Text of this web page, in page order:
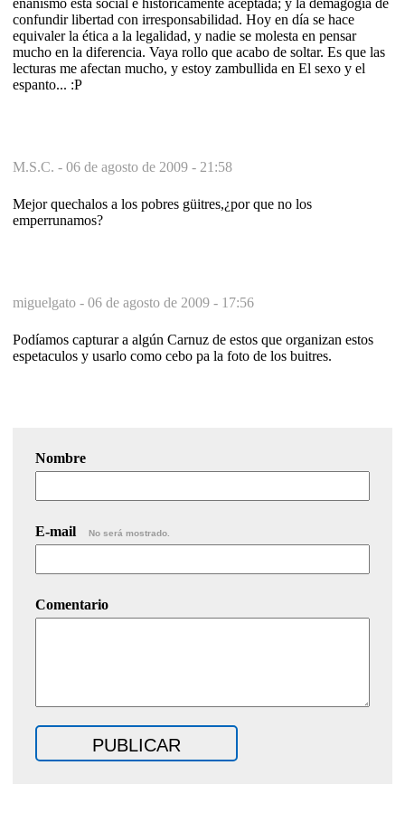
confundir libertad con irresponsabilidad. Hoy en día se hace
equivaler la ética a la legalidad, y nadie se molesta en pensar
mucho en la diferencia. Vaya rollo que acabo de soltar. Es que las
lecturas me afectan mucho, y estoy zambullida en El sexo y el
espanto... :P
M.S.C. - 06 de agosto de 2009 - 21:58
Mejor quechalos a los pobres güitres,¿por que no los
emperrunamos?
miguelgato - 06 de agosto de 2009 - 17:56
Podíamos capturar a algún Carnuz de estos que organizan estos
espetaculos y usarlo como cebo pa la foto de los buitres.
Nombre
E-mail No será mostrado.
Comentario